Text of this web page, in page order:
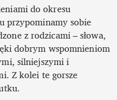
do okresu
przypominamy sobie
z rodzicami – słowa,
dobrym wspomnieniom
silniejszymi i
Z kolei te gorsze